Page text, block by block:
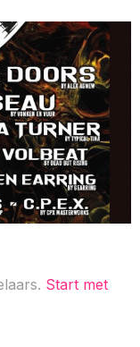
Start met